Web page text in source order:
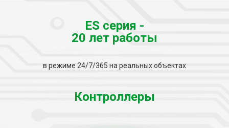
ES серия -
20 лет работы
в режиме 24/7/365 на реальных объектах
Контроллеры